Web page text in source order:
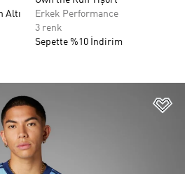
Altı
Erkek Performance
3 renk
Sepette %10 İndirim